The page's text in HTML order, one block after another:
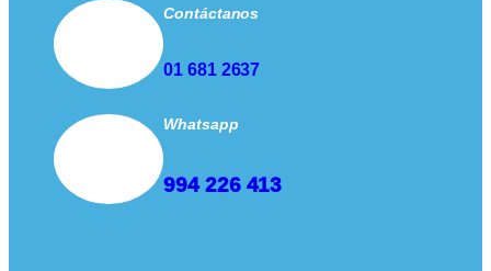
Contáctanos
01 681 2637
Whatsapp
994 226 413